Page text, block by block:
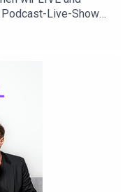
Live-Show
geworden ist – und
Mails
Instagram:
linamarie_official/
Michael auf
michaelnast/